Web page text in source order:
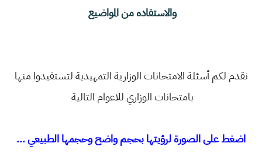
والاستفاده من المواضيع
نقدم لكم أسئلة الامتحانات الوزارية التمهيدية لتستفيدوا منها
بامتحانات الوزاري للاعوام التالية
اضغط على الصورة لرؤيتها بحجم واضح وحجمها الطبيعي ...